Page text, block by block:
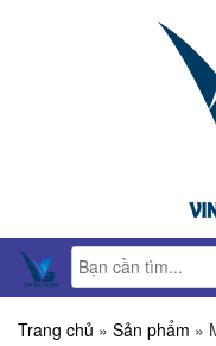
Trang chủ » Sản phẩm »